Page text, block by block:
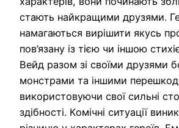
стають найкращими друзями.
намагаються вирішити якусь
пов’язану із тією чи іншою
Вейд разом зі своїми друзями
монстрами та іншими
використовуючи свої сильні
здібності. Комічні ситуації